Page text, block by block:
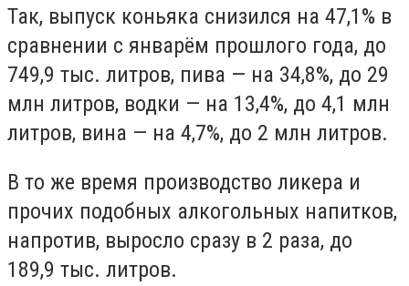
Так, выпуск коньяка снизился на 47,1% в
сравнении с январём прошлого года, до
749,9 тыс. литров, пива — на 34,8%, до 29
млн литров, водки — на 13,4%, до 4,1 млн
литров, вина — на 4,7%, до 2 млн литров.
В то же время производство ликера и
прочих подобных алкогольных напитков,
напротив, выросло сразу в 2 раза, до
189,9 тыс. литров.